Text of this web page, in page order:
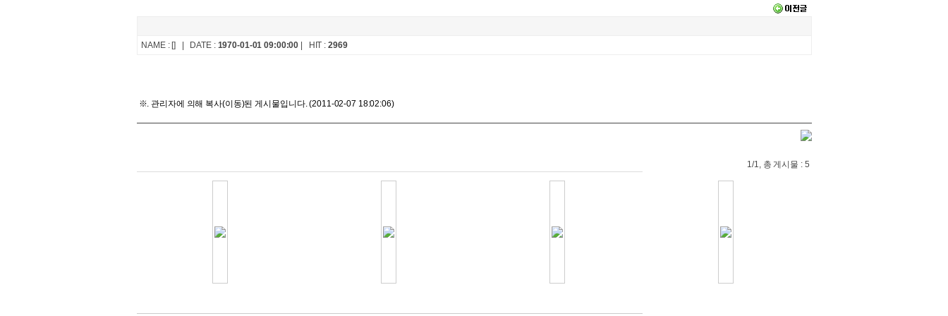
NAME : [] | DATE : 1970-01-01 09:00:00 | HIT : 2969
※. 관리자에 의해 복사(이동)된 게시물입니다. (2011-02-07 18:02:06)
1/1, 총 게시물 : 5